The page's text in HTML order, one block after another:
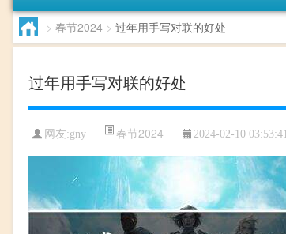
> 春节2024 > 过年用手写对联的好处
过年用手写对联的好处
网友:gny 春节2024 2024-02-10 03:53:41